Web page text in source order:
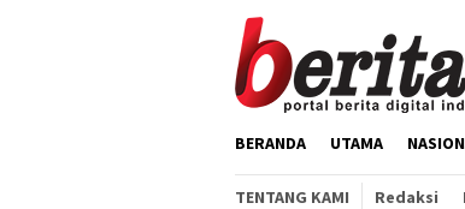
BERANDA UTAMA
TENTANG KAMI Redaksi